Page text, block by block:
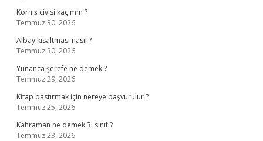
Korniş çivisi kaç mm ?
Temmuz 30, 2026
Albay kısaltması nasıl ?
Temmuz 30, 2026
Yunanca şerefe ne demek ?
Temmuz 29, 2026
Kitap bastırmak için nereye başvurulur ?
Temmuz 25, 2026
Kahraman ne demek 3. sınıf ?
Temmuz 23, 2026